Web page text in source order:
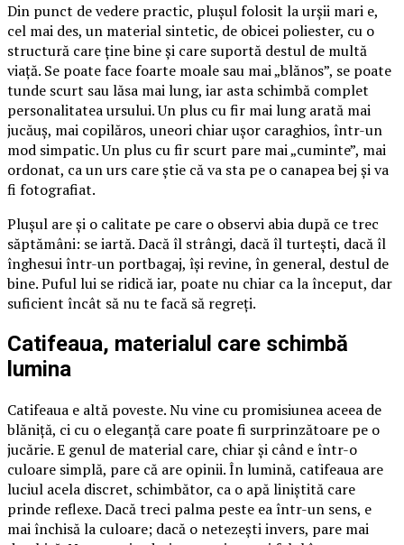
Din punct de vedere practic, plușul folosit la urșii mari e,
cel mai des, un material sintetic, de obicei poliester, cu o
structură care ține bine și care suportă destul de multă
viață. Se poate face foarte moale sau mai „blănos”, se poate
tunde scurt sau lăsa mai lung, iar asta schimbă complet
personalitatea ursului. Un plus cu fir mai lung arată mai
jucăuș, mai copilăros, uneori chiar ușor caraghios, într-un
mod simpatic. Un plus cu fir scurt pare mai „cuminte”, mai
ordonat, ca un urs care știe că va sta pe o canapea bej și va
fi fotografiat.
Plușul are și o calitate pe care o observi abia după ce trec
săptămâni: se iartă. Dacă îl strângi, dacă îl turtești, dacă îl
înghesui într-un portbagaj, își revine, în general, destul de
bine. Puful lui se ridică iar, poate nu chiar ca la început, dar
suficient încât să nu te facă să regreți.
Catifeaua, materialul care schimbă
lumina
Catifeaua e altă poveste. Nu vine cu promisiunea aceea de
blăniță, ci cu o eleganță care poate fi surprinzătoare pe o
jucărie. E genul de material care, chiar și când e într-o
culoare simplă, pare că are opinii. În lumină, catifeaua are
luciul acela discret, schimbător, ca o apă liniștită care
prinde reflexe. Dacă treci palma peste ea într-un sens, e
mai închisă la culoare; dacă o netezești invers, pare mai